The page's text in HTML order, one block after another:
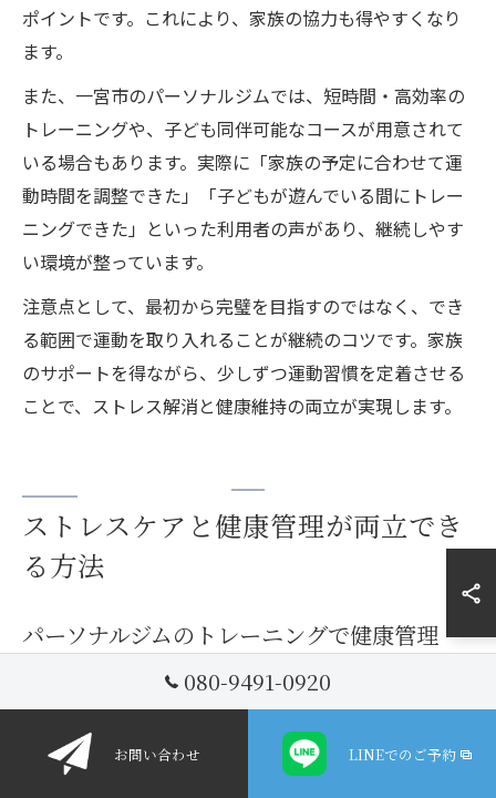
ポイントです。これにより、家族の協力も得やすくなり
ます。
また、一宮市のパーソナルジムでは、短時間・高効率の
トレーニングや、子ども同伴可能なコースが用意されて
いる場合もあります。実際に「家族の予定に合わせて運
動時間を調整できた」「子どもが遊んでいる間にトレー
ニングできた」といった利用者の声があり、継続しやす
い環境が整っています。
注意点として、最初から完璧を目指すのではなく、でき
る範囲で運動を取り入れることが継続のコツです。家族
のサポートを得ながら、少しずつ運動習慣を定着させる
ことで、ストレス解消と健康維持の両立が実現します。
ストレスケアと健康管理が両立でき
る方法
パーソナルジムのトレーニングで健康管理
パーソナルジムでは、個々の体質や生活リズムに合わせ
たトレーニングプログラムが提供されます。特に愛知県
一宮市の子育て中の方は、限られた時間で効率よく健康
管理をしたいというニーズが高い傾向です。専門トレー
080-9491-0920
お問い合わせ LINEでのご予約